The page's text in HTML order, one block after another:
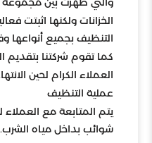
الخزانات ولكنها اثبتت
التنظيف بجميع أنواعها
كما تقوم شركتنا بتقديم
العملاء الكرام لحين
عملية التنظيف
يتم المتابعة مع
شوائب بداخل مياه الشرب.